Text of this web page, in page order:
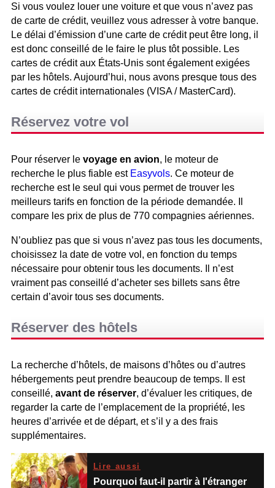
Si vous voulez louer une voiture et que vous n’avez pas
de carte de crédit, veuillez vous adresser à votre banque.
Le délai d’émission d’une carte de crédit peut être long, il
est donc conseillé de le faire le plus tôt possible. Les
cartes de crédit aux États-Unis sont également exigées
par les hôtels. Aujourd’hui, nous avons presque tous des
cartes de crédit internationales (VISA / MasterCard).
Réservez votre vol
Pour réserver le voyage en avion, le moteur de
recherche le plus fiable est Easyvols. Ce moteur de
recherche est le seul qui vous permet de trouver les
meilleurs tarifs en fonction de la période demandée. Il
compare les prix de plus de 770 compagnies aériennes.
N’oubliez pas que si vous n’avez pas tous les documents,
choisissez la date de votre vol, en fonction du temps
nécessaire pour obtenir tous les documents. Il n’est
vraiment pas conseillé d’acheter ses billets sans être
certain d’avoir tous ses documents.
Réserver des hôtels
La recherche d’hôtels, de maisons d’hôtes ou d’autres
hébergements peut prendre beaucoup de temps. Il est
conseillé, avant de réserver, d’évaluer les critiques, de
regarder la carte de l’emplacement de la propriété, les
heures d’arrivée et de départ, et s’il y a des frais
supplémentaires.
Lire aussi
Pourquoi faut-il partir à l'étranger